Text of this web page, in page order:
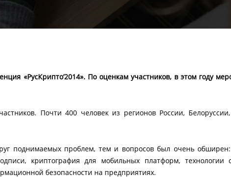
«РусКрипто’2014». По оценкам участников, в этом году
Почти 400 человек из регионов России,
поднимаемых проблем, тем и вопросов был очень
криптография для мобильных платформ, технологии
безопасности на предприятиях.